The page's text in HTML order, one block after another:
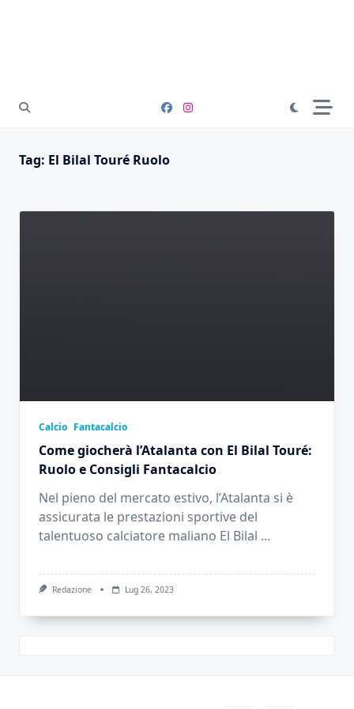
Tag: El Bilal Touré Ruolo
Calcio Fantacalcio
Come giocherà l’Atalanta con El Bilal Touré:
Ruolo e Consigli Fantacalcio
Nel pieno del mercato estivo, l’Atalanta si è
assicurata le prestazioni sportive del
talentuoso calciatore maliano El Bilal ...
Redazione Lug 26, 2023